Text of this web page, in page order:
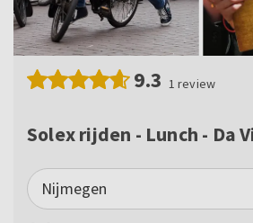
9.3 1 review
Solex rijden - Lunch - Da
Nijmegen